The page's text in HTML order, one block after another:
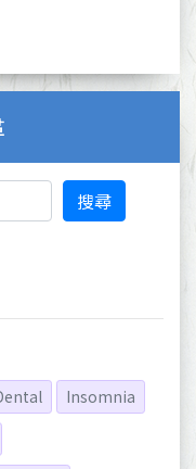
搜尋
Insomnia